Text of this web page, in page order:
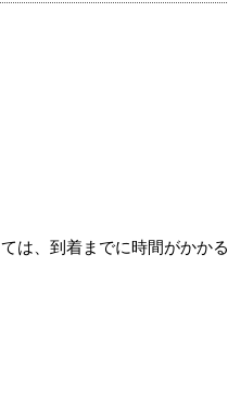
は、到着までに時間がかかる